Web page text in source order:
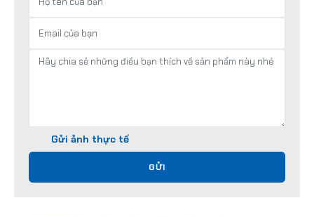
Gửi ảnh thực tế
GỬI